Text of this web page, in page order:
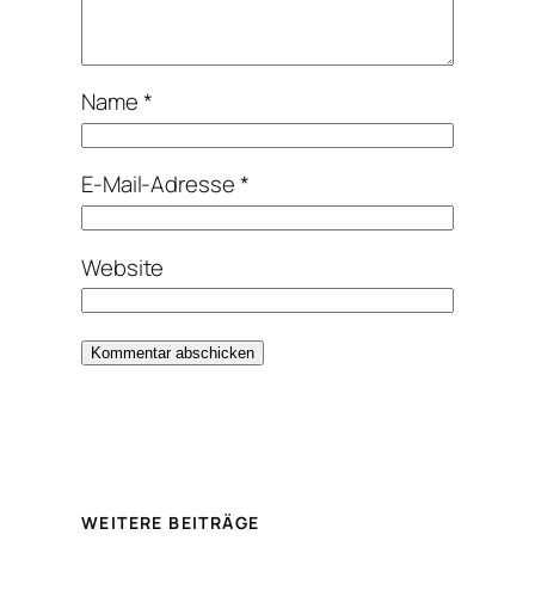
Name*
E-Mail-Adresse*
Website
WEITERE BEITRÄGE